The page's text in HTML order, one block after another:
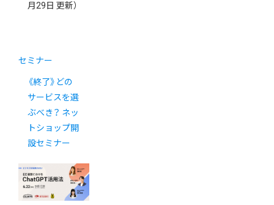
月29日 更新）
セミナー
《終了》どの
サービスを選
ぶべき？ ネッ
トショップ開
設セミナー